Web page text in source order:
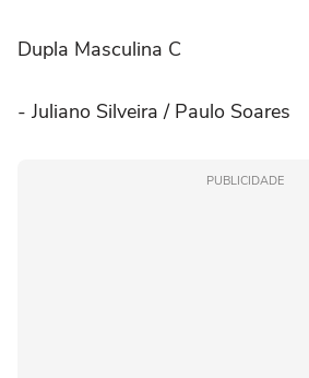
Dupla Masculina C
- Juliano Silveira / Paulo Soares
PUBLICIDADE